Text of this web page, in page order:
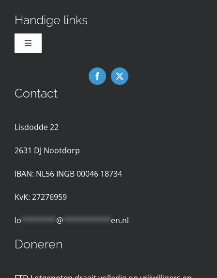
Handige links
Toggle
Nieuws
Contact met de Expertgroep
Gebruiksvoorwaarden
Contact
Lisdodde 22
2631 DJ Nootdorp
IBAN: NL56 INGB 00046 18734
KvK: 27276959
lo ******** @*********** en.nl
Doneren